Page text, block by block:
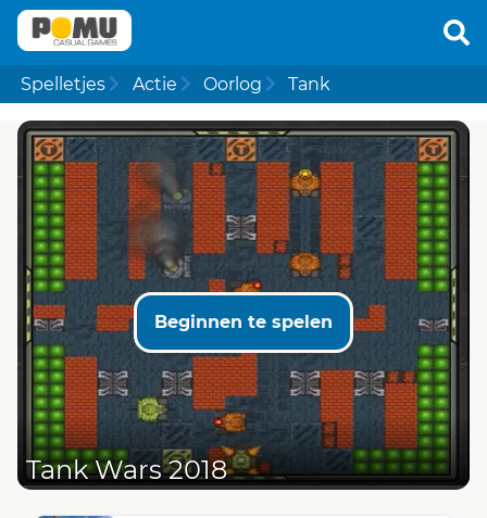
Spelletjes Actie Oorlog Tank
Beginnen te spelen
Tank Wars 2018